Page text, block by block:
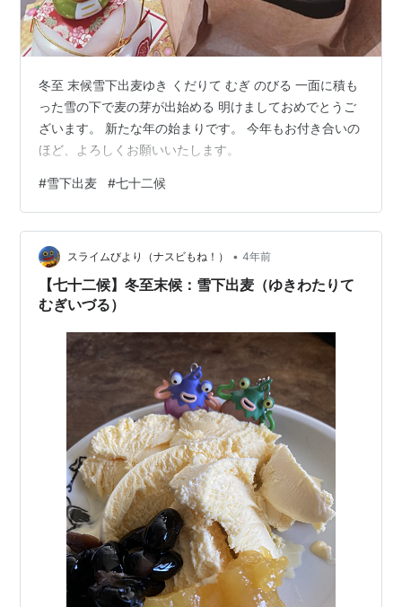
冬至 末候雪下出麦ゆき くだりて むぎ のびる 一面に積も
った雪の下で麦の芽が出始める 明けましておめでとうご
ざいます。 新たな年の始まりです。 今年もお付き合いの
ほど、よろしくお願いいたします。
#雪下出麦 #七十二候
スライムびより（ナスビもね！） • 4年前
【七十二候】冬至末候：雪下出麦（ゆきわたりて
むぎいづる）